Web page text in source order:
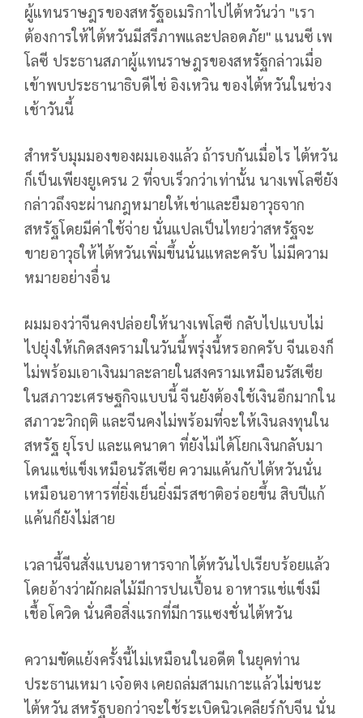
ผู้แทนราษฎรของสหรัฐอเมริกาไปไต้หวันว่า "เรา
ต้องการให้ไต้หวันมีสรีภาพและปลอดภัย" แนนซี เพ
โลซี ประธานสภาผู้แทนราษฎรของสหรัฐกล่าวเมื่อ
เข้าพบประธานาธิบดีไช่ อิงเหวิน ของไต้หวันในช่วง
เช้าวันนี้
สำหรับมุมมองของผมเองแล้ว ถ้ารบกันเมื่อไร ไต้หวัน
ก็เป็นเพียงยูเครน 2 ที่จบเร็วกว่าเท่านั้น นางเพโลซียัง
กล่าวถึงจะผ่านกฎหมายให้เช่าและยืมอาวุธจาก
สหรัฐโดยมีค่าใช้จ่าย นั่นแปลเป็นไทยว่าสหรัฐจะ
ขายอาวุธให้ไต้หวันเพิ่มขึ้นนั่นแหละครับ ไม่มีความ
หมายอย่างอื่น
ผมมองว่าจีนคงปล่อยให้นางเพโลซี กลับไปแบบไม่
ไปยุ่งให้เกิดสงครามในวันนี้พรุ่งนี้หรอกครับ จีนเองก็
ไม่พร้อมเอาเงินมาละลายในสงครามเหมือนรัสเซีย
ในสภาวะเศรษฐกิจแบบนี้ จีนยังต้องใช้เงินอีกมากใน
สภาวะวิกฤติ และจีนคงไม่พร้อมที่จะให้เงินลงทุนใน
สหรัฐ ยุโรป และแคนาดา ที่ยังไม่ได้โยกเงินกลับมา
โดนแช่แข็งเหมือนรัสเซีย ความแค้นกับไต้หวันนั่น
เหมือนอาหารที่ยิ่งเย็นยิ่งมีรสชาติอร่อยขึ้น สิบปีแก้
แค้นก็ยังไม่สาย
เวลานี้จีนสั่งแบนอาหารจากไต้หวันไปเรียบร้อยแล้ว
โดยอ้างว่าผักผลไม้มีการปนเปื้อน อาหารแช่แข็งมี
เชื้อโควิด นั่นคือสิ่งแรกที่มีการแซงชั่นไต้หวัน
ความขัดแย้งครั้งนี้ไม่เหมือนในอดีต ในยุคท่าน
ประธานเหมา เจ๋อตง เคยถล่มสามเกาะแล้วไม่ชนะ
ไต้หวัน สหรัฐบอกว่าจะใช้ระเบิดนิวเคลียร์กับจีน นั่น